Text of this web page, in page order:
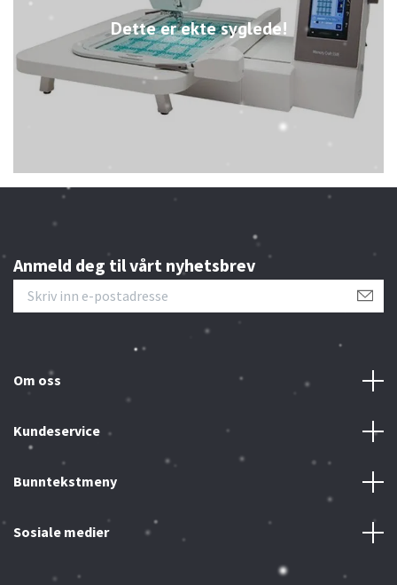
Dette er ekte syglede!
Anmeld deg til vårt nyhetsbrev
Om oss
Kundeservice
Bunntekstmeny
Sosiale medier